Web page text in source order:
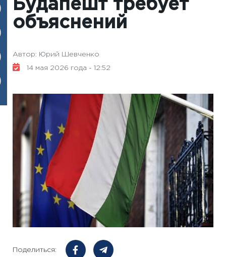
Будапешт требует
объяснений
Автор: Юрий Шевченко
14 мая 2026 года - 12:52
Поделиться: